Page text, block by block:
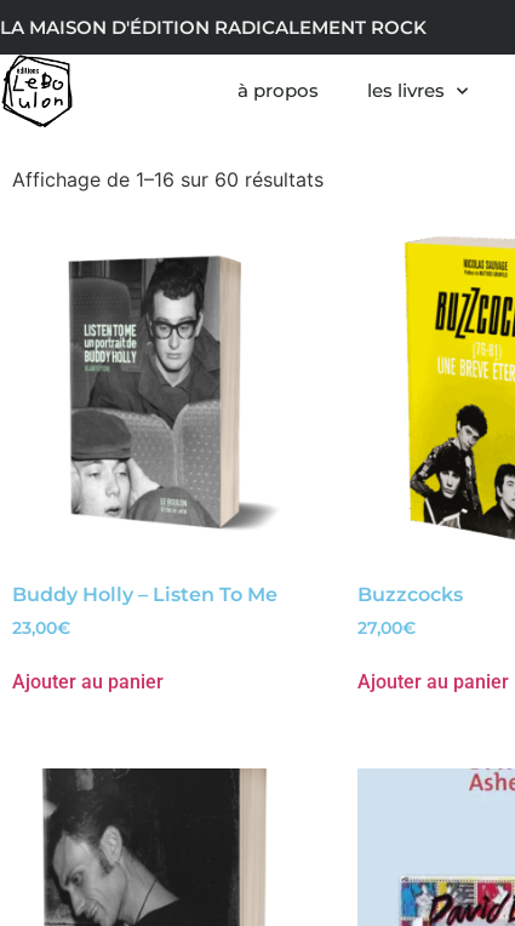
LA MAISON D'ÉDITION RADICALEMENT ROCK
à propos les livres
Affichage de 1–16 sur 60 résultats
Buddy Holly – Listen To Me
23,00€
Ajouter au panier
Buzzcocks
27,00€
Ajouter au panier